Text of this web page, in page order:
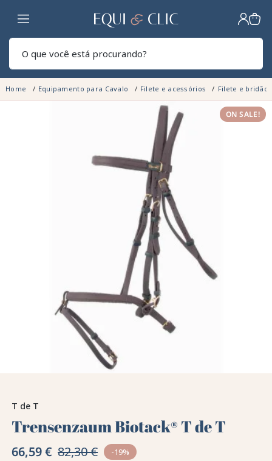
Lar
Home Equipamento para Cavalo Filete e acessórios Filete e bridão
ON SALE!
T de T
Trensenzaum Biotack® T de T
66,59 € 82,30 € -19%